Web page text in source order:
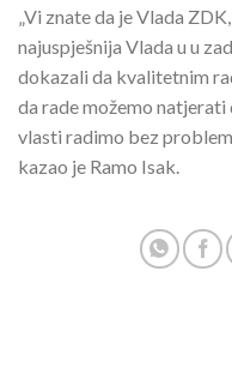
„Vi znate da je Vlada
najuspješnija Vlada u u
dokazali da kvalitetnim
da rade možemo natjerati
vlasti radimo bez
kazao je Ramo Isak.